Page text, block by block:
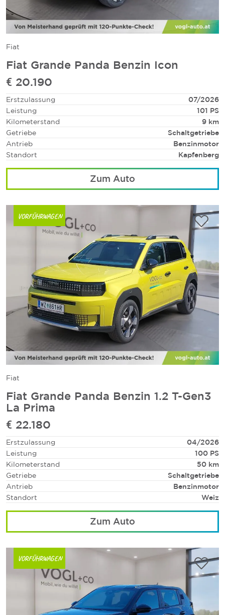
Fiat
Fiat Grande Panda Benzin Icon
€ 20.190
Erstzulassung
07/2026
Leistung
101 PS
Kilometerstand
9 km
Getriebe
Schaltgetriebe
Antrieb
Benzinmotor
Standort
Kapfenberg
Zum Auto
VORFÜHRWAGEN
Fiat
Fiat Grande Panda Benzin 1.2 T-Gen3
La Prima
€ 22.180
Erstzulassung
04/2026
Leistung
100 PS
Kilometerstand
50 km
Getriebe
Schaltgetriebe
Antrieb
Benzinmotor
Standort
Weiz
Zum Auto
VORFÜHRWAGEN